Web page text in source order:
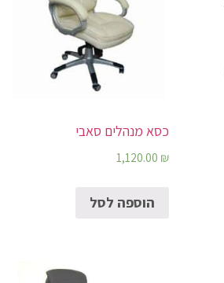
כסא מנהלים סאבי
1,120.00 ₪
הוספה לסל